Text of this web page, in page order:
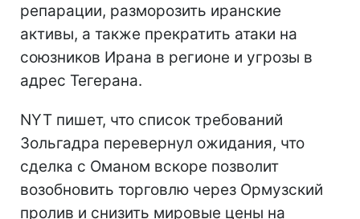
репарации, разморозить иранские
активы, а также прекратить атаки на
союзников Ирана в регионе и угрозы в
адрес Тегерана.
NYT пишет, что список требований
Зольгадра перевернул ожидания, что
сделка с Оманом вскоре позволит
возобновить торговлю через Ормузский
пролив и снизить мировые цены на